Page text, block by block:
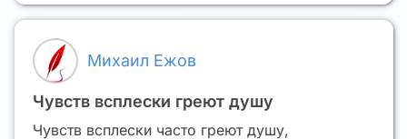
Михаил Ежов
Чувств всплески греют душу
Чувств всплески часто греют душу,